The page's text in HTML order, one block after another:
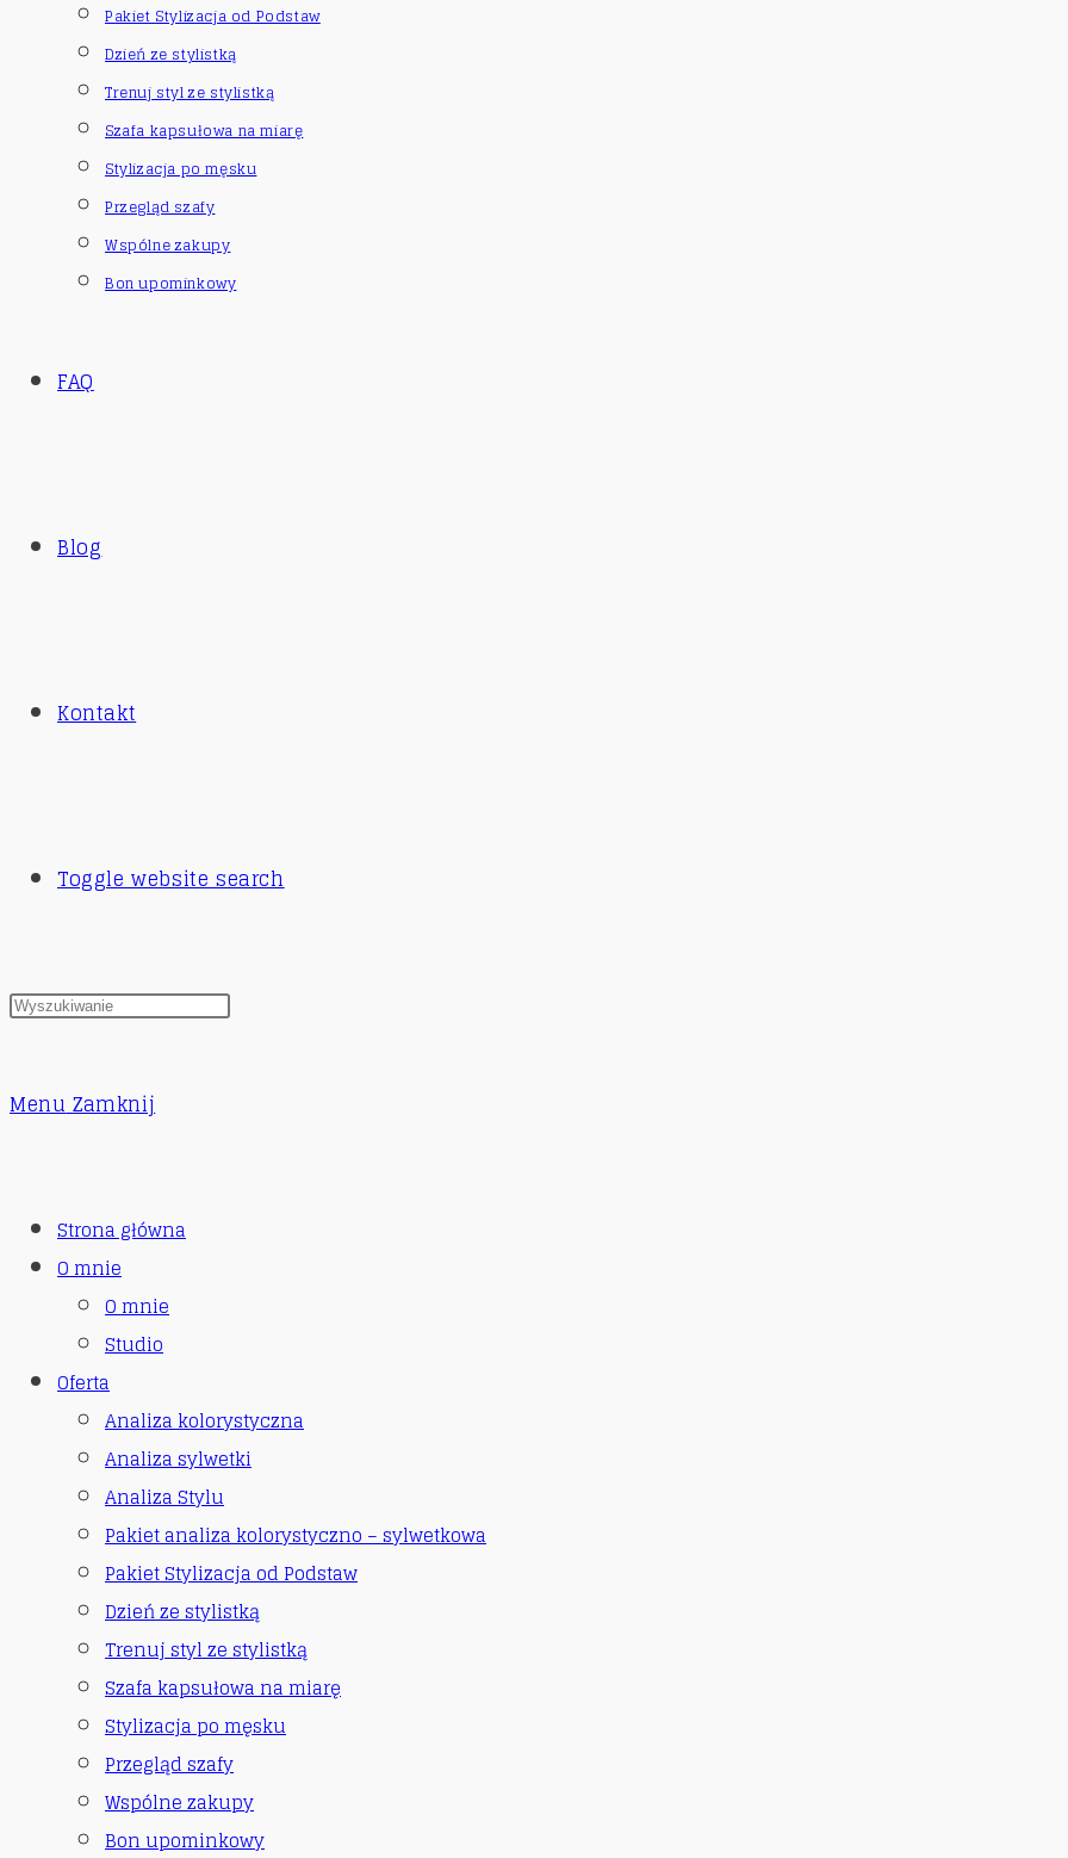
Pakiet Stylizacja od Podstaw
Dzień ze stylistką
Trenuj styl ze stylistką
Szafa kapsułowa na miarę
Stylizacja po męsku
Przegląd szafy
Wspólne zakupy
Bon upominkowy
FAQ
Blog
Kontakt
Toggle website search
Menu Zamknij
Strona główna
O mnie
O mnie
Studio
Oferta
Analiza kolorystyczna
Analiza sylwetki
Analiza Stylu
Pakiet analiza kolorystyczno – sylwetkowa
Pakiet Stylizacja od Podstaw
Dzień ze stylistką
Trenuj styl ze stylistką
Szafa kapsułowa na miarę
Stylizacja po męsku
Przegląd szafy
Wspólne zakupy
Bon upominkowy